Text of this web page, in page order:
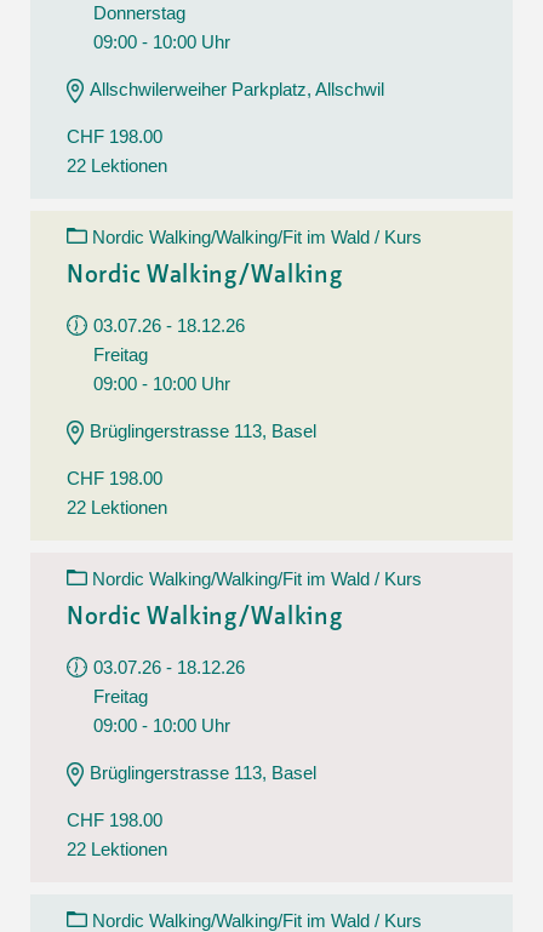
Donnerstag
09:00 - 10:00 Uhr
Allschwilerweiher Parkplatz, Allschwil
CHF 198.00
22 Lektionen
Nordic Walking/Walking/Fit im Wald / Kurs
Nordic Walking/Walking
03.07.26 - 18.12.26
Freitag
09:00 - 10:00 Uhr
Brüglingerstrasse 113, Basel
CHF 198.00
22 Lektionen
Nordic Walking/Walking/Fit im Wald / Kurs
Nordic Walking/Walking
03.07.26 - 18.12.26
Freitag
09:00 - 10:00 Uhr
Brüglingerstrasse 113, Basel
CHF 198.00
22 Lektionen
Nordic Walking/Walking/Fit im Wald / Kurs